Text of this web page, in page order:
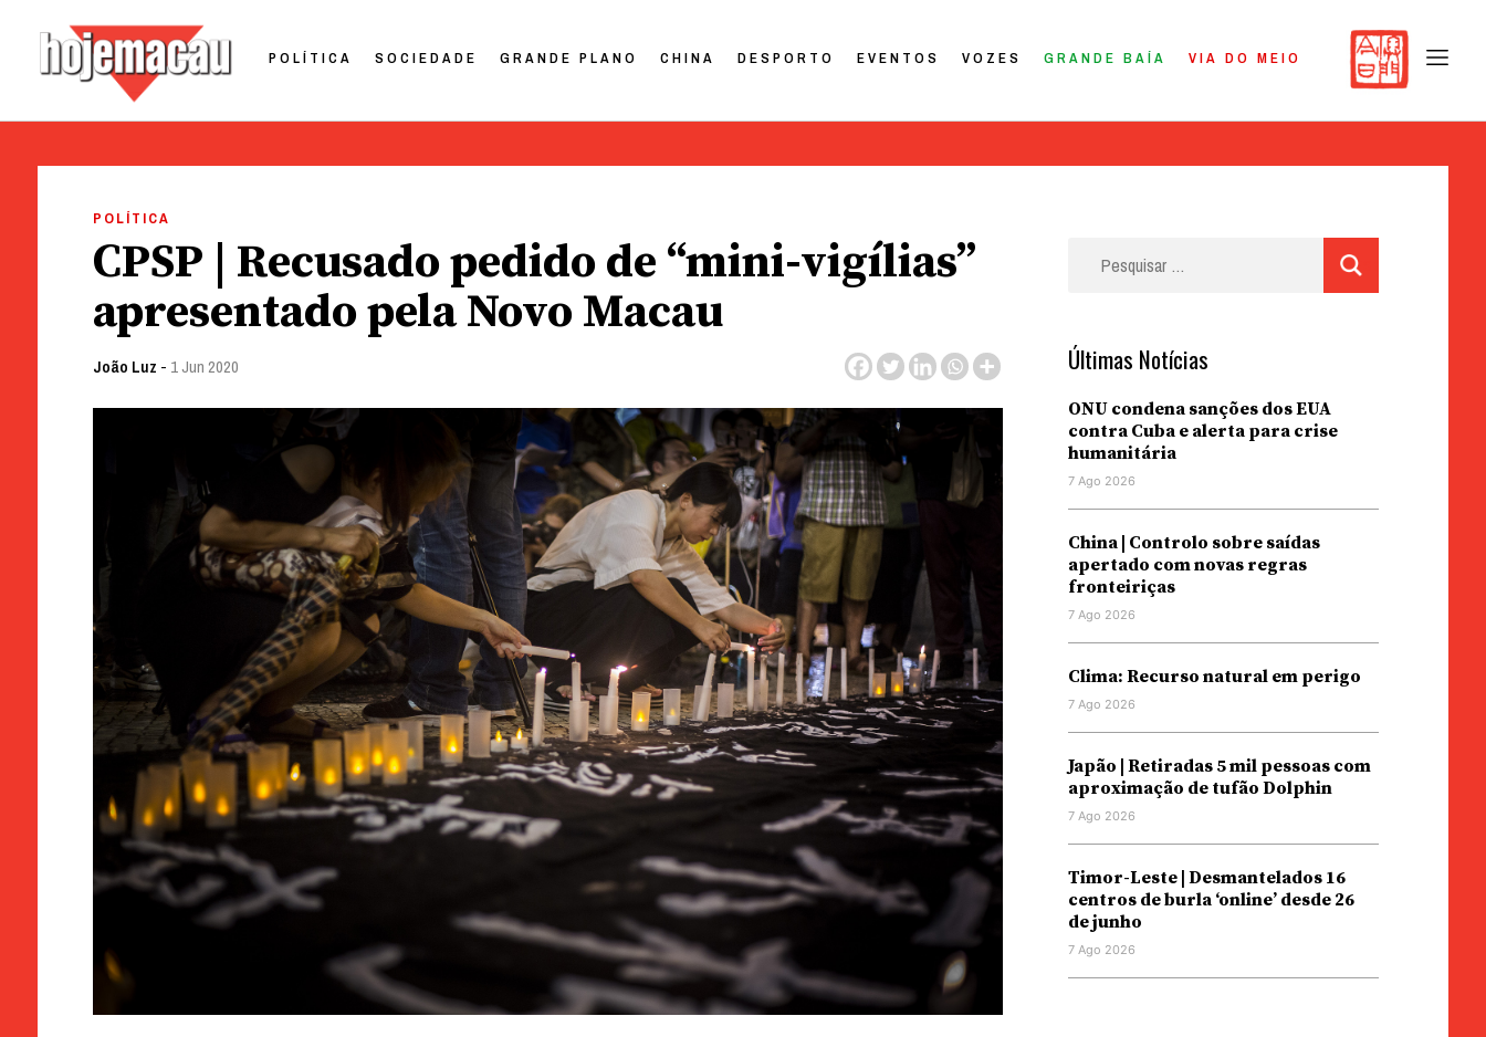
POLÍTICA SOCIEDADE GRANDE PLANO CHINA DESPORTO EVENTOS VOZES GRANDE BAÍA VIA DO MEIO
POLÍTICA
CPSP | Recusado pedido de “mini-vigílias”
apresentado pela Novo Macau
João Luz - 1 Jun 2020 Últimas Notícias
ONU condena sanções dos EUA
contra Cuba e alerta para crise
humanitária
7 Ago 2026
China | Controlo sobre saídas
apertado com novas regras
fronteiriças
7 Ago 2026
Clima: Recurso natural em perigo
7 Ago 2026
Japão | Retiradas 5 mil pessoas com
aproximação de tufão Dolphin
7 Ago 2026
Timor-Leste | Desmantelados 16
centros de burla ‘online’ desde 26
de junho
7 Ago 2026